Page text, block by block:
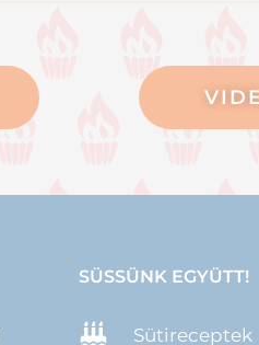
SÜSSÜNK EGYÜTT!
Sütireceptek